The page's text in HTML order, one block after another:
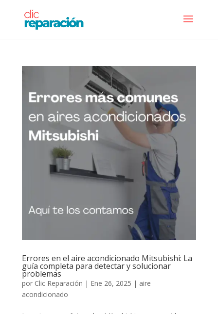
Errores en el aire acondicionado Mitsubishi: La
guía completa para detectar y solucionar
problemas
por Clic Reparación | Ene 26, 2025 | aire
acondicionado